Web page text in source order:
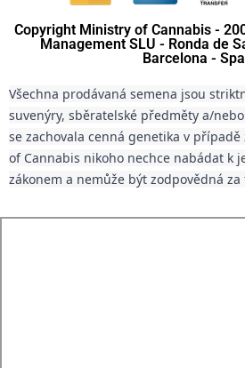
Copyright Ministry of Cannabis -
Management SLU - Ronda de
Barcelona -
Všechna prodávaná semena jsou
suvenýry, sběratelské předměty a/
se zachovala cenná genetika v
of Cannabis nikoho nechce nabádat k
zákonem a nemůže být zodpovědná